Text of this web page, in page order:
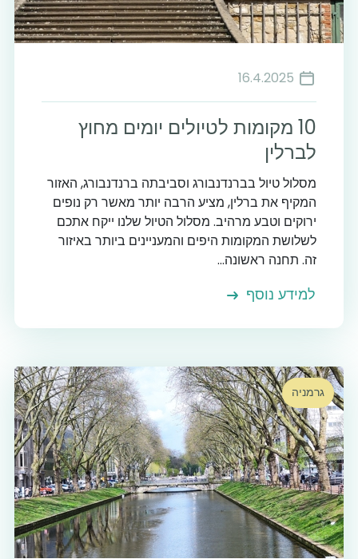
16.4.2025
10 מקומות לטיולים יומים מחוץ
לברלין
מסלול טיול בברנדנבורג וסביבתה ברנדנבורג, האזור
המקיף את ברלין, מציע הרבה יותר מאשר רק נופים
ירוקים וטבע מרהיב. מסלול הטיול שלנו ייקח אתכם
לשלושת המקומות היפים והמעניינים ביותר באיזור
זה. תחנה ראשונה...
למידע נוסף
גרמניה